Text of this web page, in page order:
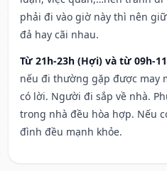
phải đi vào giờ này thì nên
đả hay cãi nhau.
Từ 21h-23h (Hợi) và từ 09h-
nếu đi thường gặp được may
có lời. Người đi sắp về nhà.
trong nhà đều hòa hợp. Nếu
đình đều mạnh khỏe.